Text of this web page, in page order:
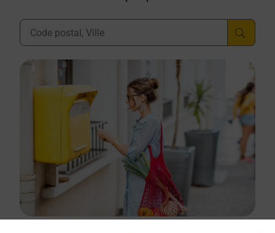
Ville, Département, Code Postal